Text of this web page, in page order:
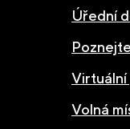
Úřední
Virtuální
Volná